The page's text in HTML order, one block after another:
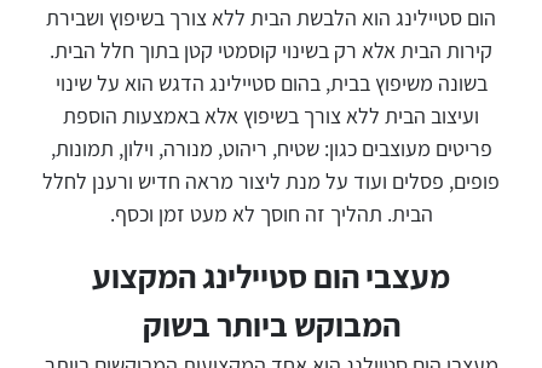
הום סטיילינג הוא הלבשת הבית ללא צורך בשיפוץ ושבירת
קירות הבית אלא רק בשינוי קוסמטי קטן בתוך חלל הבית.
בשונה משיפוץ בבית, בהום סטיילינג הדגש הוא על שינוי
ועיצוב הבית ללא צורך בשיפוץ אלא באמצעות הוספת
פריטים מעוצבים כגון: שטיח, ריהוט, מנורה, וילון, תמונות,
פופים, פסלים ועוד על מנת ליצור מראה חדיש ורענן לחלל
הבית. תהליך זה חוסך לא מעט זמן וכסף.
מעצבי הום סטיילינג המקצוע
המבוקש ביותר בשוק